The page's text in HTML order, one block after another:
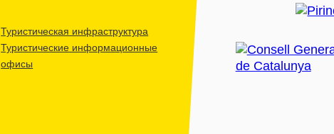
Туристическая инфраструктура
Туристические информационные
офисы